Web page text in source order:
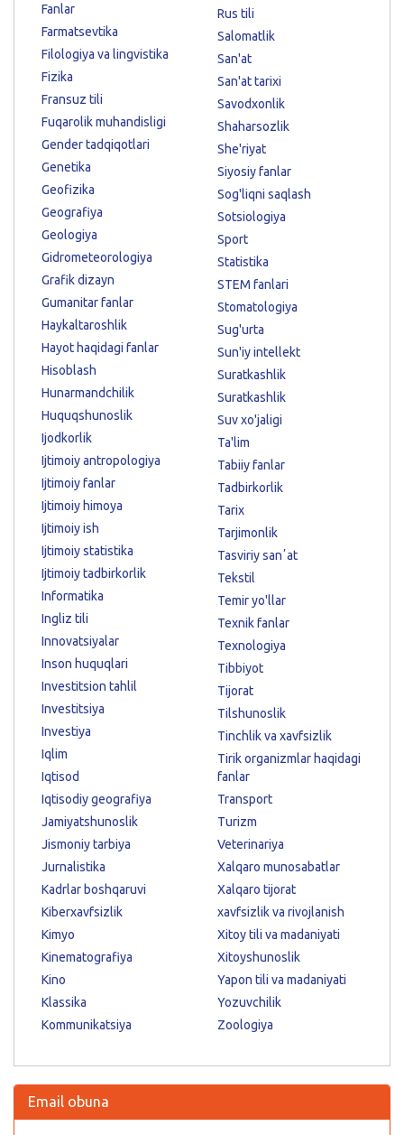
Fanlar
Farmatsevtika
Filologiya va lingvistika
Fizika
Fransuz tili
Fuqarolik muhandisligi
Gender tadqiqotlari
Genetika
Geofizika
Geografiya
Geologiya
Gidrometeorologiya
Grafik dizayn
Gumanitar fanlar
Haykaltaroshlik
Hayot haqidagi fanlar
Hisoblash
Hunarmandchilik
Huquqshunoslik
Ijodkorlik
Ijtimoiy antropologiya
Ijtimoiy fanlar
Ijtimoiy himoya
Ijtimoiy ish
Ijtimoiy statistika
Ijtimoiy tadbirkorlik
Informatika
Ingliz tili
Innovatsiyalar
Inson huquqlari
Investitsion tahlil
Investitsiya
Investiya
Iqlim
Iqtisod
Iqtisodiy geografiya
Jamiyatshunoslik
Jismoniy tarbiya
Jurnalistika
Kadrlar boshqaruvi
Kiberxavfsizlik
Kimyo
Kinematografiya
Kino
Klassika
Kommunikatsiya
Rus tili
Salomatlik
San'at
San'at tarixi
Savodxonlik
Shaharsozlik
She'riyat
Siyosiy fanlar
Sog'liqni saqlash
Sotsiologiya
Sport
Statistika
STEM fanlari
Stomatologiya
Sug'urta
Sun'iy intellekt
Suratkashlik
Suratkashlik
Suv xo'jaligi
Ta'lim
Tabiiy fanlar
Tadbirkorlik
Tarix
Tarjimonlik
Tasviriy sanʼat
Tekstil
Temir yo'llar
Texnik fanlar
Texnologiya
Tibbiyot
Tijorat
Tilshunoslik
Tinchlik va xavfsizlik
Tirik organizmlar haqidagi
fanlar
Transport
Turizm
Veterinariya
Xalqaro munosabatlar
Xalqaro tijorat
xavfsizlik va rivojlanish
Xitoy tili va madaniyati
Xitoyshunoslik
Yapon tili va madaniyati
Yozuvchilik
Zoologiya
Email obuna